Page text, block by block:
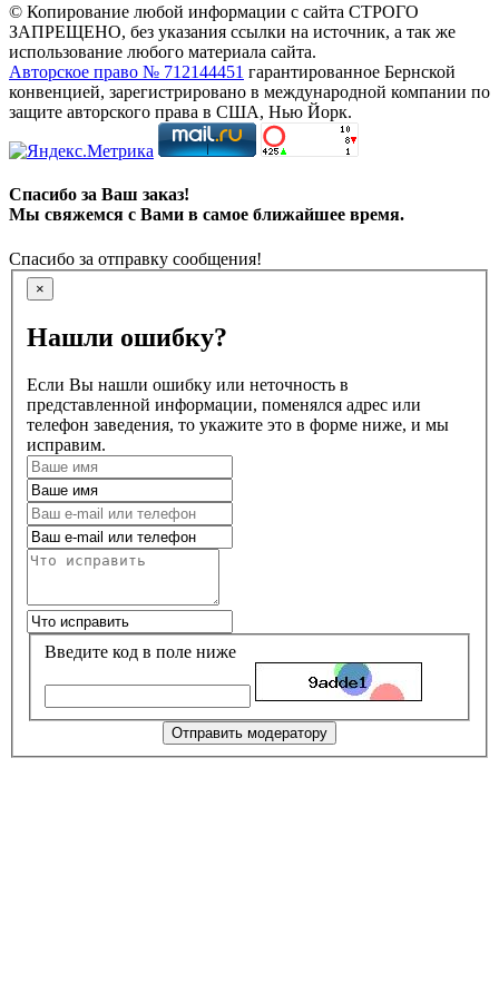
© Копирование любой информации с сайта СТРОГО
ЗАПРЕЩЕНО, без указания ссылки на источник, а так же
использование любого материала сайта.
Авторское право № 712144451 гарантированное Бернской
конвенцией, зарегистрировано в международной компании по
защите авторского права в США, Нью Йорк.
Спасибо за Ваш заказ!
Мы свяжемся с Вами в самое ближайшее время.
Спасибо за отправку сообщения!
×
Нашли ошибку?
Если Вы нашли ошибку или неточность в
представленной информации, поменялся адрес или
телефон заведения, то укажите это в форме ниже, и мы
исправим.
Введите код в поле ниже
Отправить модератору